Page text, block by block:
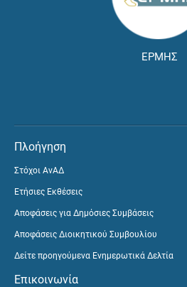
ΕΡΜΗΣ
Πλοήγηση
Στόχοι ΑνΑΔ
Ετήσιες Εκθέσεις
Αποφάσεις για Δημόσιες Συμβάσεις
Αποφάσεις Διοικητικού Συμβουλίου
Δείτε προηγούμενα Ενημερωτικά Δελτία
Επικοινωνία